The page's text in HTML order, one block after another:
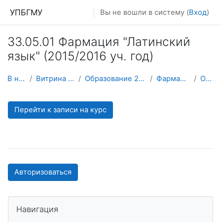
УПБГМУ Вы не вошли в систему (Вход)
33.05.01 Фармация "Латинский
язык" (2015/2016 уч. год)
В начало Витрина курсов 3KL Образование 2025-2026 уч.год Фармация (архив) О курсе
Перейти к записи на курс
Авторизоваться
Навигация